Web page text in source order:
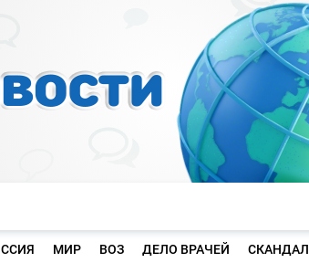
МИР ВОЗ ДЕЛО ВРАЧЕЙ СКАНДАЛ